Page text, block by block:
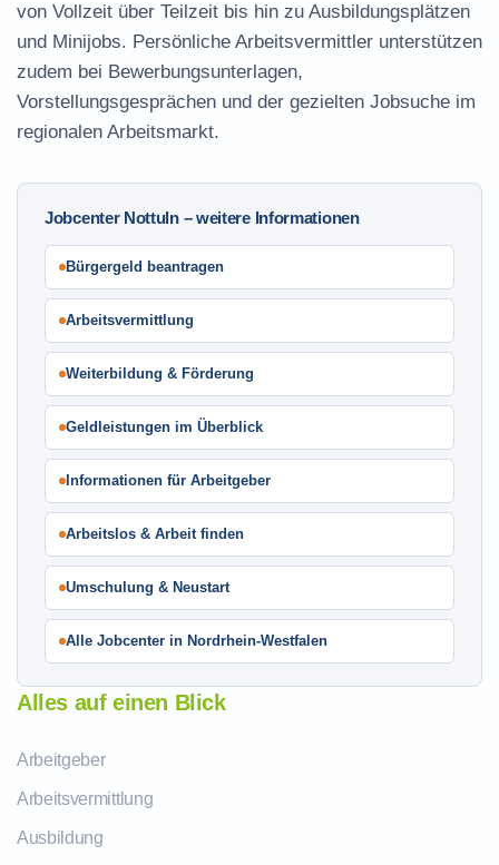
von Vollzeit über Teilzeit bis hin zu Ausbildungsplätzen
und Minijobs. Persönliche Arbeitsvermittler unterstützen
zudem bei Bewerbungsunterlagen,
Vorstellungsgesprächen und der gezielten Jobsuche im
regionalen Arbeitsmarkt.
Jobcenter Nottuln – weitere Informationen
Bürgergeld beantragen
Arbeitsvermittlung
Weiterbildung & Förderung
Geldleistungen im Überblick
Informationen für Arbeitgeber
Arbeitslos & Arbeit finden
Umschulung & Neustart
Alle Jobcenter in Nordrhein-Westfalen
Alles auf einen Blick
Arbeitgeber
Arbeitsvermittlung
Ausbildung